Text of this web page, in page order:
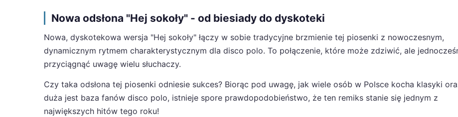
Nowa odsłona "Hej sokoły" - od biesiady do dyskoteki
Nowa, dyskotekowa wersja "Hej sokoły" łączy w sobie tradycyjne brzmienie tej piosenki z nowoczesnym,
dynamicznym rytmem charakterystycznym dla disco polo. To połączenie, które może zdziwić, ale
przyciągnąć uwagę wielu słuchaczy.
Czy taka odsłona tej piosenki odniesie sukces? Biorąc pod uwagę, jak wiele osób w Polsce kocha klasyki
duża jest baza fanów disco polo, istnieje spore prawdopodobieństwo, że ten remiks stanie się jednym z
największych hitów tego roku!